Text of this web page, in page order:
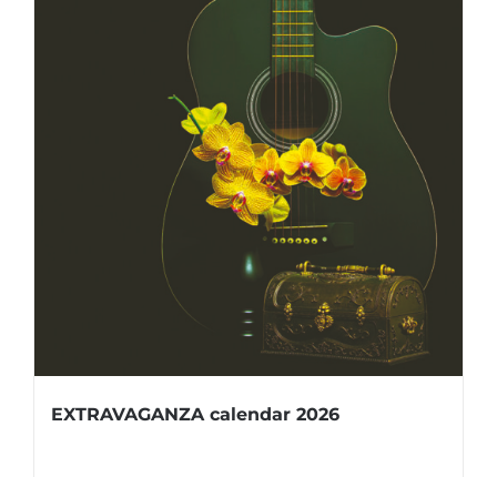
EXTRAVAGANZA calendar 2026